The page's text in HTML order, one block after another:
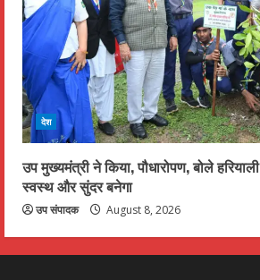
देश
उप मुख्यमंत्री ने किया, पौधारोपण, बोले
स्वस्थ और सुंदर बनेगा
उप संपादक August 8, 2026